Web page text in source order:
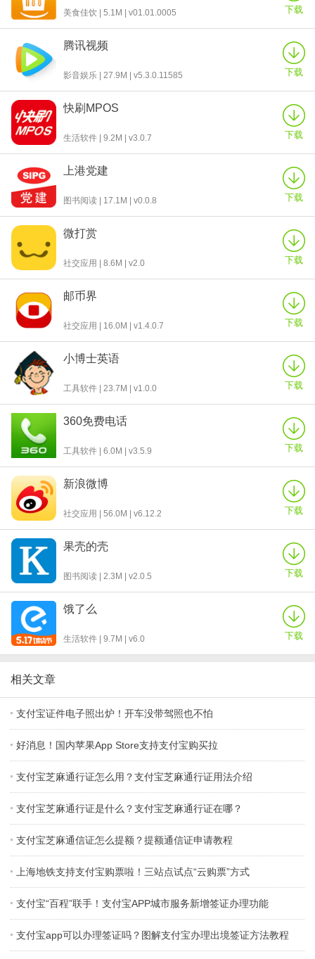
美食佳饮 | 5.1M | v01.01.0005 下载
腾讯视频
影音娱乐 | 27.9M | v5.3.0.11585 下载
快刷MPOS
生活软件 | 9.2M | v3.0.7 下载
上港党建
图书阅读 | 17.1M | v0.0.8 下载
微打赏
社交应用 | 8.6M | v2.0 下载
邮币界
社交应用 | 16.0M | v1.4.0.7 下载
小博士英语
工具软件 | 23.7M | v1.0.0 下载
360免费电话
工具软件 | 6.0M | v3.5.9 下载
新浪微博
社交应用 | 56.0M | v6.12.2 下载
果壳的壳
图书阅读 | 2.3M | v2.0.5 下载
饿了么
生活软件 | 9.7M | v6.0 下载
相关文章
支付宝证件电子照出炉！开车没带驾照也不怕
好消息！国内苹果App Store支持支付宝购买拉
支付宝芝麻通行证怎么用？支付宝芝麻通行证用法介绍
支付宝芝麻通行证是什么？支付宝芝麻通行证在哪？
支付宝芝麻通信证怎么提额？提额通信证申请教程
上海地铁支持支付宝购票啦！三站点试点“云购票”方式
支付宝“百程”联手！支付宝APP城市服务新增签证办理功能
支付宝app可以办理签证吗？图解支付宝办理出境签证方法教程